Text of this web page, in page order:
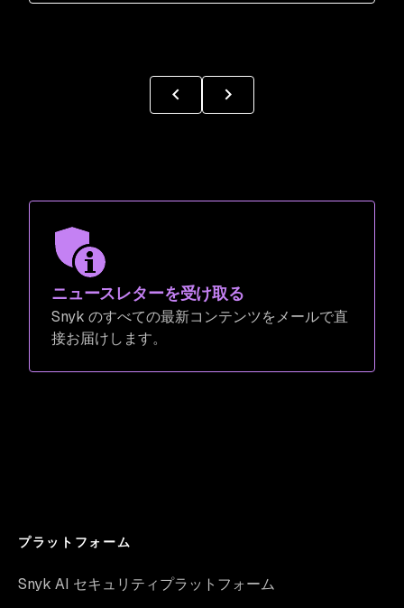
ニュースレターを受け取る
Snyk のすべての最新コンテンツをメールで直
接お届けします。
プラットフォーム
Snyk AI セキュリティプラットフォーム